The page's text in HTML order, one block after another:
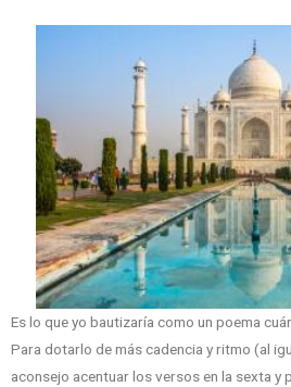
Es lo que yo bautizaría como un poema
Para dotarlo de más cadencia y ritmo (al
aconsejo acentuar los versos en la sexta y